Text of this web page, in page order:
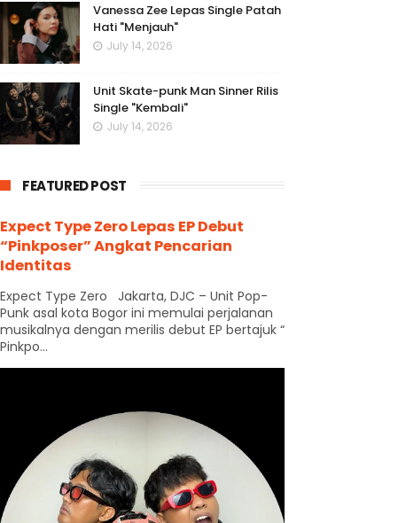
Vanessa Zee Lepas Single Patah
Hati "Menjauh"
July 14, 2026
Unit Skate-punk Man Sinner Rilis
Single "Kembali"
July 14, 2026
FEATURED POST
Expect Type Zero Lepas EP Debut
“Pinkposer” Angkat Pencarian
Identitas
Expect Type Zero Jakarta, DJC – Unit Pop-
Punk asal kota Bogor ini memulai perjalanan
musikalnya dengan merilis debut EP bertajuk “
Pinkpo...